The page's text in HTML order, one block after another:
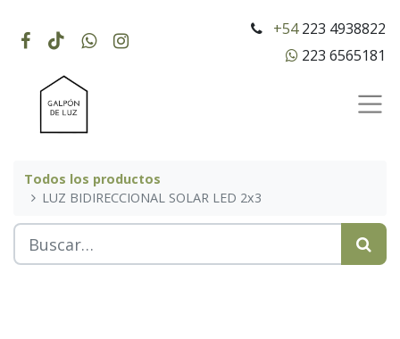
+54223 4938822
223 6565181
Todos los productos
LUZ BIDIRECCIONAL SOLAR LED 2x3